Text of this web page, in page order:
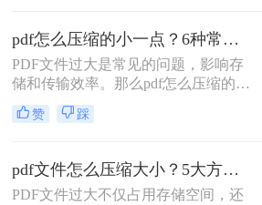
被限制为5M，否则就发送不了。若能
pdf文件怎么压缩大小，那就可轻松上
传。在今天，我们将分享两种简单的
pdf文件压缩方式。
pdf怎么压缩的小一点？6种常用方案详解！
PDF文件过大是常见的问题，影响存
储和传输效率。那么pdf怎么压缩的小
一点呢？本文将详解6种主流压缩方
案，助你快速解决文件体积过大的困
赞 踩
pdf文件怎么压缩大小？5大方法深度解析与实操指南！
PDF文件过大不仅占用存储空间，还